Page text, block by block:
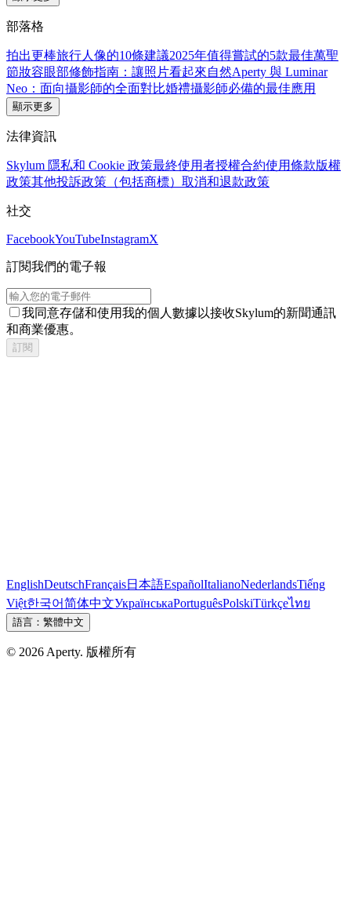
部落格
拍出更棒旅行人像的10條建議2025年值得嘗試的5款最佳萬聖
節妝容眼部修飾指南：讓照片看起來自然Aperty 與 Luminar
Neo：面向攝影師的全面對比婚禮攝影師必備的最佳應用
顯示更多
法律資訊
Skylum 隱私和 Cookie 政策最終使用者授權合約使用條款版權
政策其他投訴政策（包括商標） 取消和退款政策
社交
FacebookYouTubeInstagramX
訂閱我們的電子報
我同意存儲和使用我的個人數據以接收Skylum的新聞通訊
和商業優惠。
訂閱
EnglishDeutschFrançais日本語EspañolItalianoNederlandsTiếng
Việt한국어简体中文УкраїнськаPortuguêsPolskiTürkçeไทย
語言： 繁體中文
© 2026 Aperty. 版權所有